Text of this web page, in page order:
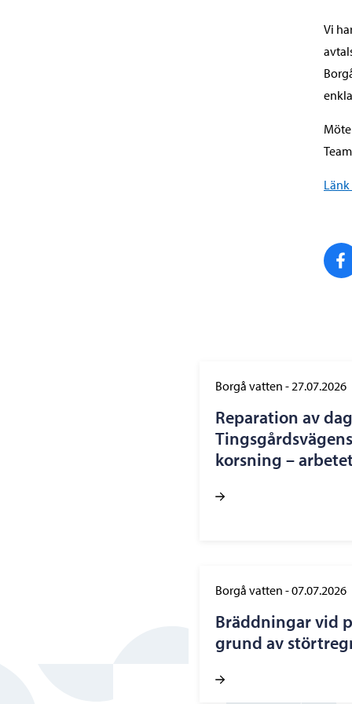
Vi
Borgå vatten -27.07.2026
Reparation av
korsning –
Borgå vatten -07.07.2026
Bräddningar vid
grund av